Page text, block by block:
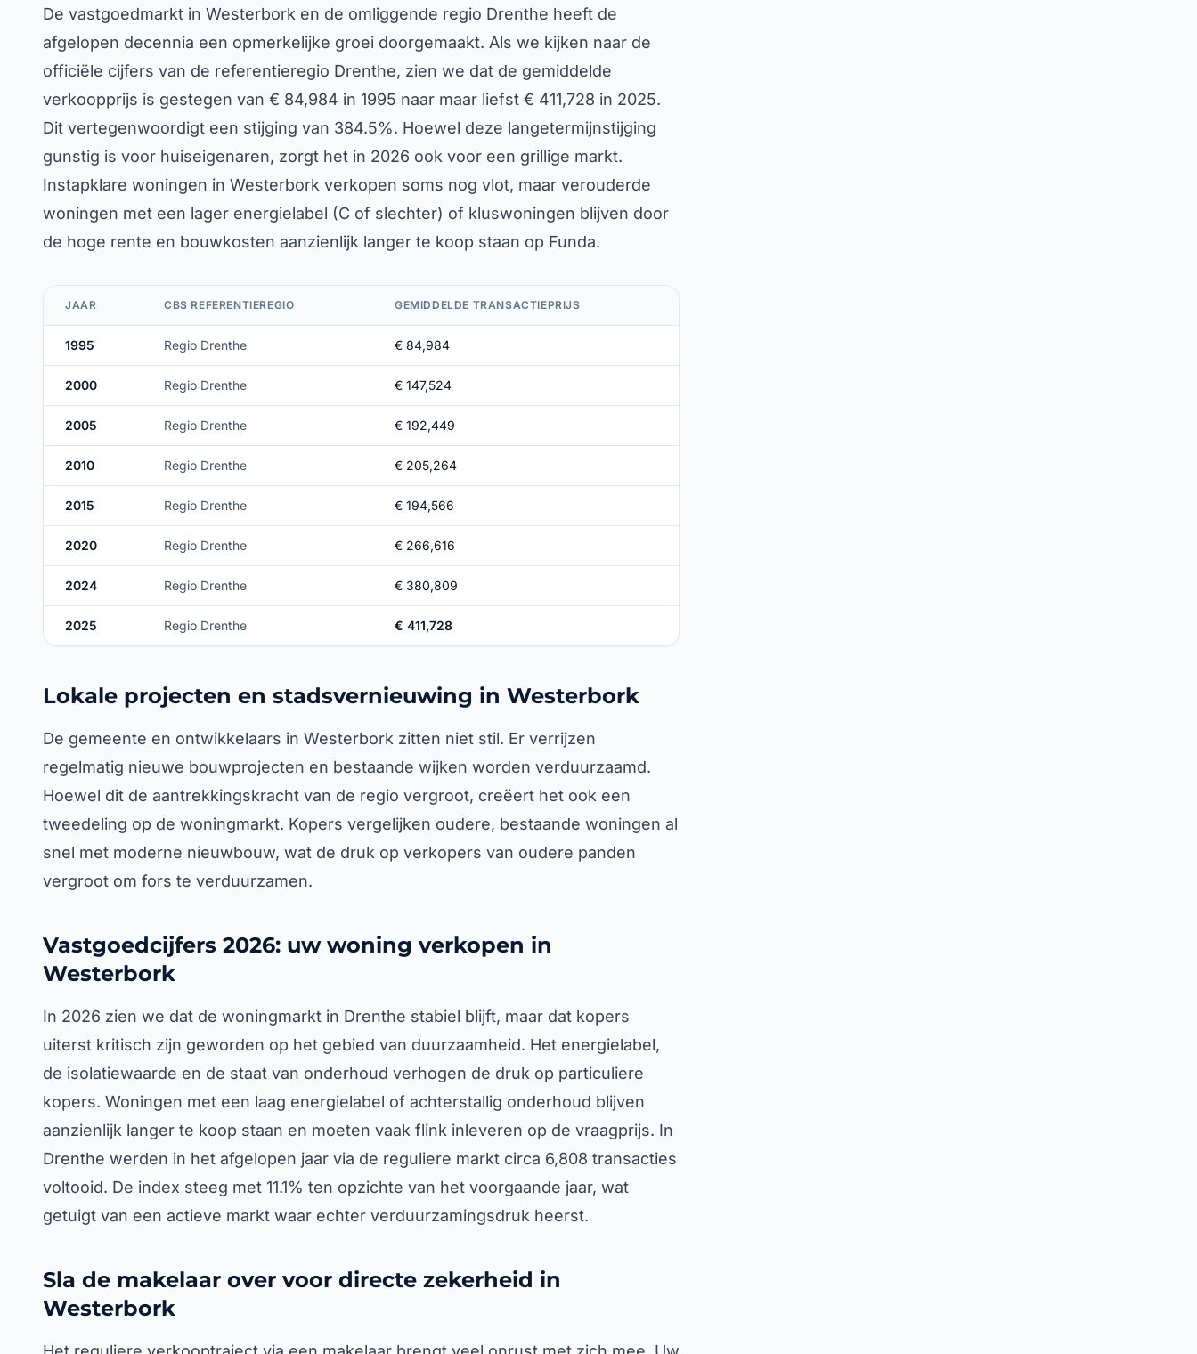
De vastgoedmarkt in Westerbork en de omliggende regio Drenthe heeft de
afgelopen decennia een opmerkelijke groei doorgemaakt. Als we kijken naar de
officiële cijfers van de referentieregio Drenthe, zien we dat de gemiddelde
verkoopprijs is gestegen van € 84,984 in 1995 naar maar liefst € 411,728 in 2025.
Dit vertegenwoordigt een stijging van 384.5%. Hoewel deze langetermijnstijging
gunstig is voor huiseigenaren, zorgt het in 2026 ook voor een grillige markt.
Instapklare woningen in Westerbork verkopen soms nog vlot, maar verouderde
woningen met een lager energielabel (C of slechter) of kluswoningen blijven door
de hoge rente en bouwkosten aanzienlijk langer te koop staan op Funda.
JAAR CBS REFERENTIEREGIO GEMIDDELDE TRANSACTIEPRIJS
1995 Regio Drenthe € 84,984
2000 Regio Drenthe € 147,524
2005 Regio Drenthe € 192,449
2010 Regio Drenthe € 205,264
2015 Regio Drenthe € 194,566
2020 Regio Drenthe € 266,616
2024 Regio Drenthe € 380,809
2025 Regio Drenthe € 411,728
Lokale projecten en stadsvernieuwing in Westerbork
De gemeente en ontwikkelaars in Westerbork zitten niet stil. Er verrijzen
regelmatig nieuwe bouwprojecten en bestaande wijken worden verduurzaamd.
Hoewel dit de aantrekkingskracht van de regio vergroot, creëert het ook een
tweedeling op de woningmarkt. Kopers vergelijken oudere, bestaande woningen al
snel met moderne nieuwbouw, wat de druk op verkopers van oudere panden
vergroot om fors te verduurzamen.
Vastgoedcijfers 2026: uw woning verkopen in
Westerbork
In 2026 zien we dat de woningmarkt in Drenthe stabiel blijft, maar dat kopers
uiterst kritisch zijn geworden op het gebied van duurzaamheid. Het energielabel,
de isolatiewaarde en de staat van onderhoud verhogen de druk op particuliere
kopers. Woningen met een laag energielabel of achterstallig onderhoud blijven
aanzienlijk langer te koop staan en moeten vaak flink inleveren op de vraagprijs. In
Drenthe werden in het afgelopen jaar via de reguliere markt circa 6,808 transacties
voltooid. De index steeg met 11.1% ten opzichte van het voorgaande jaar, wat
getuigt van een actieve markt waar echter verduurzamingsdruk heerst.
Sla de makelaar over voor directe zekerheid in
Westerbork